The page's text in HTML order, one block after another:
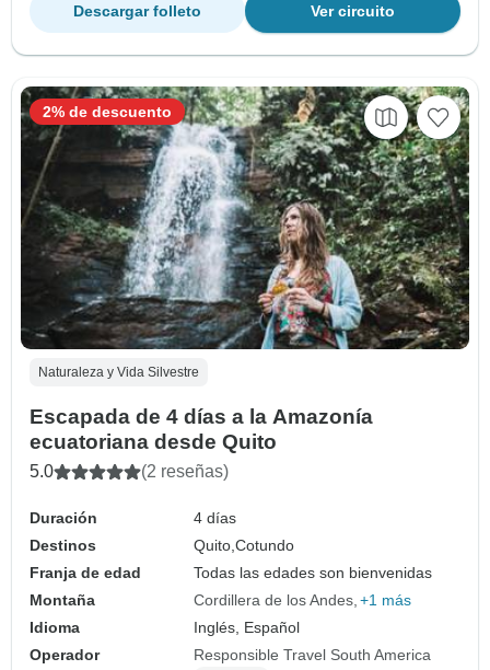
Ver circuito
Descargar folleto
Naturaleza y Vida Silvestre
Escapada de 4 días a la Amazonía
ecuatoriana desde Quito
5.0 (2 reseñas)
Duración
4 días
Destinos
Quito,Cotundo
Franja de edad
Todas las edades son bienvenidas
Montaña
Cordillera de los Andes +1 más
Idioma
Inglés, Español
Operador
Responsible Travel South America
2% de descuento